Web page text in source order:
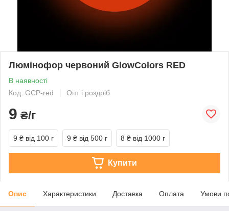
Люмінофор червоний GlowColors RED
В наявності
Код: GCP-red
Опт і роздріб
9 ₴/г
9 ₴ від 100 г 9 ₴ від 500 г 8 ₴ від 1000 г
Купити
Опис Характеристики Доставка Оплата Умови